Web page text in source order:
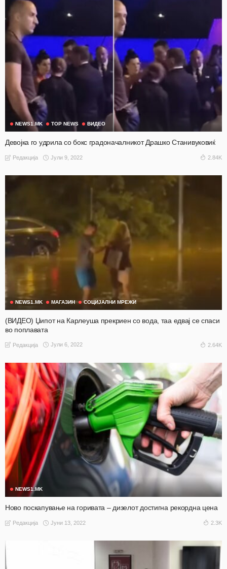
NEWS1.MK TOP NEWS ВИДЕО
Девојка го удрила со бокс градоначалникот Драшко Станивуковиќ
Редакција Јули 9, 2022 2.84K
NEWS1.MK МАГАЗИН СОЦИЈАЛНИ МРЕЖИ
(ВИДЕО) Џипот на Карлеуша прекриен со вода, таа едвај се спаси
во поплавата
Редакција Јули 6, 2022 2.64K
NEWS1.MK
Ново поскапување на горивата – дизелот достигна рекордна цена
Редакција Јуни 13, 2022 2.3K